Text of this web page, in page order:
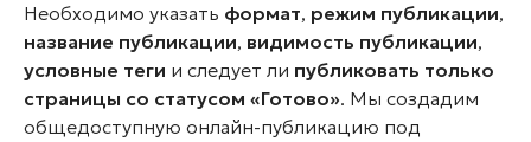
Необходимо указать формат, режим публикации,
название публикации, видимость публикации,
условные теги и следует ли публиковать только
страницы со статусом «Готово». Мы создадим
общедоступную онлайн-публикацию под